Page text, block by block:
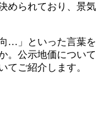
められており、景気
…」といった言葉を
。公示地価について
てご紹介します。